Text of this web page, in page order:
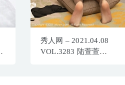
秀人网 – 2021.04.08
VOL.3283 陆萱萱